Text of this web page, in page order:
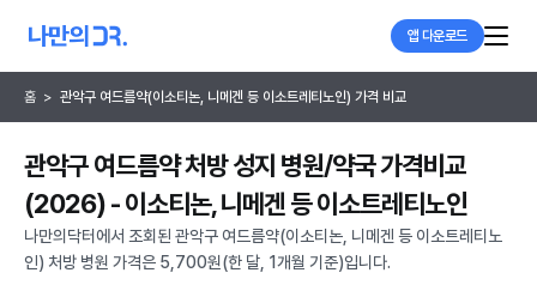
앱 다운로드
홈 > 관악구 여드름약(이소티논, 니메겐 등 이소트레티노인) 가격 비교
관악구 여드름약 처방 성지 병원/약국 가격비교
(2026) - 이소티논, 니메겐 등 이소트레티노인
나만의닥터에서 조회된 관악구 여드름약(이소티논, 니메겐 등 이소트레티노
인) 처방 병원 가격은 5,700원(한 달, 1개월 기준)입니다.